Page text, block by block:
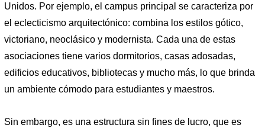
Unidos. Por ejemplo, el campus principal se caracteriza por
el eclecticismo arquitectónico: combina los estilos gótico,
victoriano, neoclásico y modernista. Cada una de estas
asociaciones tiene varios dormitorios, casas adosadas,
edificios educativos, bibliotecas y mucho más, lo que brinda
un ambiente cómodo para estudiantes y maestros.
Sin embargo, es una estructura sin fines de lucro, que es